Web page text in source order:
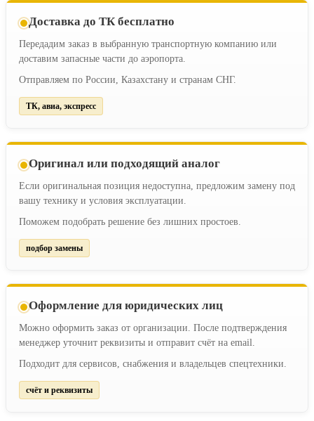
Доставка до ТК бесплатно
Передадим заказ в выбранную транспортную компанию или
доставим запасные части до аэропорта.
Отправляем по России, Казахстану и странам СНГ.
ТК, авиа, экспресс
Оригинал или подходящий аналог
Если оригинальная позиция недоступна, предложим замену под
вашу технику и условия эксплуатации.
Поможем подобрать решение без лишних простоев.
подбор замены
Оформление для юридических лиц
Можно оформить заказ от организации. После подтверждения
менеджер уточнит реквизиты и отправит счёт на email.
Подходит для сервисов, снабжения и владельцев спецтехники.
счёт и реквизиты